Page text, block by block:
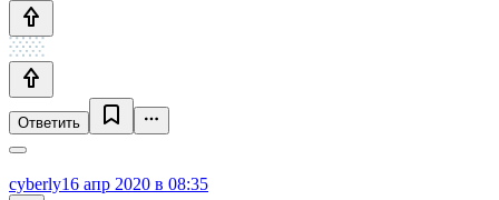
Ответить
cyberly16 апр 2020 в 08:35